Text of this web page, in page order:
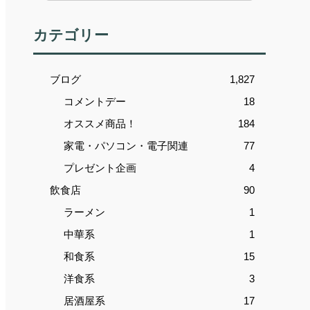
カテゴリー
ブログ
1,827
コメントデー
18
オススメ商品！
184
家電・パソコン・電子関連
77
プレゼント企画
4
飲食店
90
ラーメン
1
中華系
1
和食系
15
洋食系
3
居酒屋系
17